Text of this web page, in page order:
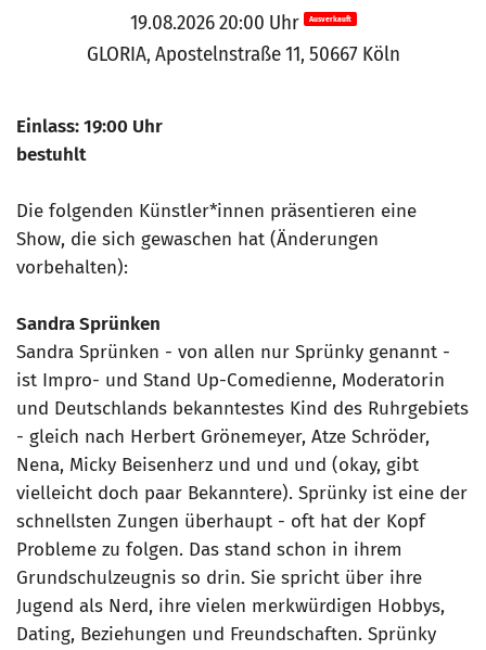
19.08.2026 20:00 Uhr Ausverkauft
GLORIA, Apostelnstraße 11, 50667 Köln
Einlass: 19:00 Uhr
bestuhlt
Die folgenden Künstler*innen präsentieren eine
Show, die sich gewaschen hat (Änderungen
vorbehalten):
Sandra Sprünken
Sandra Sprünken - von allen nur Sprünky genannt -
ist Impro- und Stand Up-Comedienne, Moderatorin
und Deutschlands bekanntestes Kind des Ruhrgebiets
- gleich nach Herbert Grönemeyer, Atze Schröder,
Nena, Micky Beisenherz und und und (okay, gibt
vielleicht doch paar Bekanntere). Sprünky ist eine der
schnellsten Zungen überhaupt - oft hat der Kopf
Probleme zu folgen. Das stand schon in ihrem
Grundschulzeugnis so drin. Sie spricht über ihre
Jugend als Nerd, ihre vielen merkwürdigen Hobbys,
Dating, Beziehungen und Freundschaften. Sprünky